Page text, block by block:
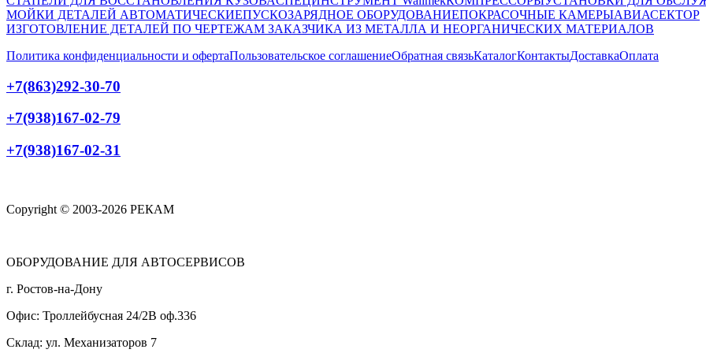
МОЙКИ ДЕТАЛЕЙ АВТОМАТИЧЕСКИЕПУСКОЗАРЯДНОЕ ОБОРУДОВАНИЕПОКРАСОЧНЫЕ КАМЕРЫАВИАСЕКТОР
ИЗГОТОВЛЕНИЕ ДЕТАЛЕЙ ПО ЧЕРТЕЖАМ ЗАКАЗЧИКА ИЗ МЕТАЛЛА И НЕОРГАНИЧЕСКИХ МАТЕРИАЛОВ
Политика конфиденциальности и офертаПользовательское соглашениеОбратная связьКаталогКонтактыДоставкаОплата
+7(863)292-30-70
+7(938)167-02-79
+7(938)167-02-31
Copyright © 2003-2026 РЕКАМ
ОБОРУДОВАНИЕ ДЛЯ АВТОСЕРВИСОВ
г. Ростов-на-Дону
Офис: Троллейбусная 24/2В оф.336
Склад: ул. Механизаторов 7